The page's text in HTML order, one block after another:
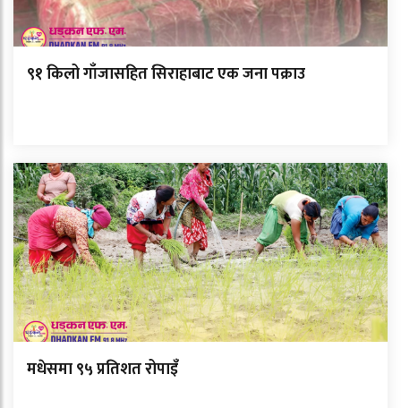
९१ किलो गाँजासहित सिराहाबाट एक जना पक्राउ
मधेसमा ९५ प्रतिशत रोपाइँ